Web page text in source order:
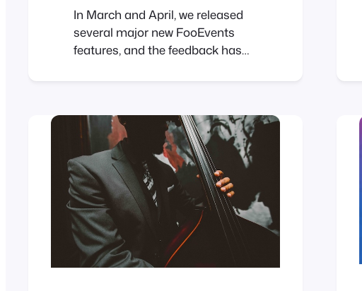
In March and April, we released
several major new FooEvents
features, and the feedback has
momentum, our May release
requests that many FooEvents
customers have been asking for.
New Table Variation Layout
Option We’ve added a new table
variation display option that
shows WooCommerce
variations in…